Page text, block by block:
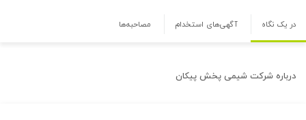
در یک نگاه آگهی‌های استخدام مصاحبه‌ها
درباره شرکت شیمی پخش پیکان